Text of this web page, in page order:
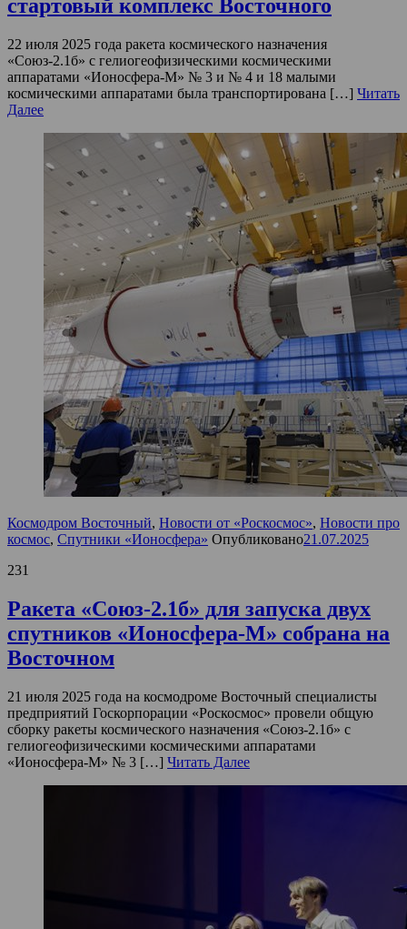
стартовый комплекс Восточного
22 июля 2025 года ракета космического назначения
«Союз-2.1б» с гелиогеофизическими космическими
аппаратами «Ионосфера-М» № 3 и № 4 и 18 малыми
космическими аппаратами была транспортирована […] Читать
Далее
Космодром Восточный, Новости от «Роскосмос», Новости про
космос, Спутники «Ионосфера» Опубликовано21.07.2025
231
Ракета «Союз-2.1б» для запуска двух
спутников «Ионосфера-М» собрана на
Восточном
21 июля 2025 года на космодроме Восточный специалисты
предприятий Госкорпорации «Роскосмос» провели общую
сборку ракеты космического назначения «Союз-2.1б» с
гелиогеофизическими космическими аппаратами
«Ионосфера-М» № 3 […] Читать Далее